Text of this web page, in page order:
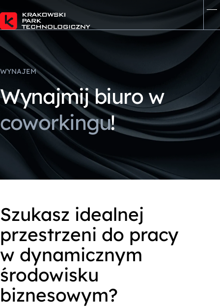
WYNAJEM
Wynajmij biuro w
coworkingu!
Szukasz idealnej
przestrzeni do pracy
w dynamicznym
środowisku
biznesowym?